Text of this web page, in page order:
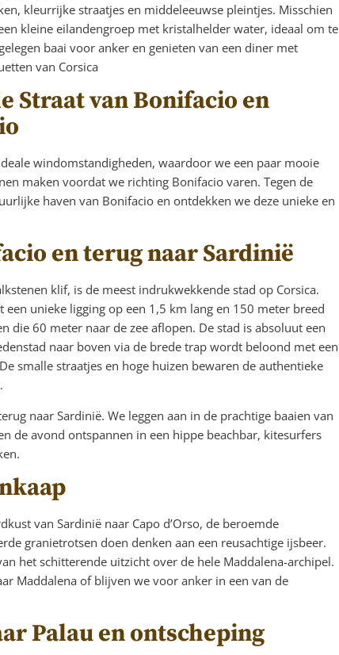
kleurrijke straatjes en middeleeuwse pleintjes. Misschien
kleine eilandengroep met kristalhelder water, ideaal om te
baai voor anker en genieten van een diner met
van Corsica
Straat van Bonifacio en
windomstandigheden, waardoor we een paar mooie
maken voordat we richting Bonifacio varen. Tegen de
haven van Bonifacio en ontdekken we deze unieke en
en terug naar Sardinië
klif, is de meest indrukwekkende stad op Corsica.
unieke ligging op een 1,5 km lang en 150 meter breed
die 60 meter naar de zee aflopen. De stad is absoluut een
naar boven via de brede trap wordt beloond met een
smalle straatjes en hoge huizen bewaren de authentieke
naar Sardinië. We leggen aan in de prachtige baaien van
de avond ontspannen in een hippe beachbar, kitesurfers
van Sardinië naar Capo d’Orso, de beroemde
granietrotsen doen denken aan een reusachtige ijsbeer.
het schitterende uitzicht over de hele Maddalena-archipel.
Maddalena of blijven we voor anker in een van de
Palau en ontscheping